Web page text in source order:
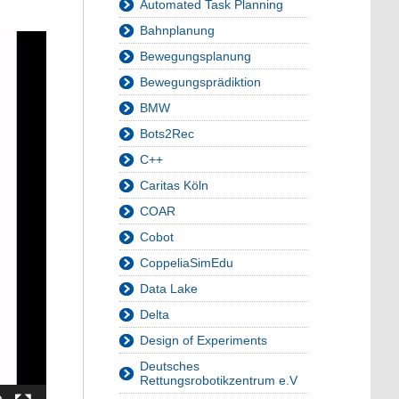
Automated Task Planning
Bahnplanung
Bewegungsplanung
Bewegungsprädiktion
BMW
Bots2Rec
C++
Caritas Köln
COAR
Cobot
CoppeliaSimEdu
Data Lake
Delta
Design of Experiments
Deutsches
Rettungsrobotikzentrum e.V